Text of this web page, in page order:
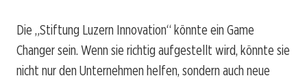
Die „Stiftung Luzern Innovation“ könnte ein Game
Changer sein. Wenn sie richtig aufgestellt wird, könnte sie
nicht nur den Unternehmen helfen, sondern auch neue